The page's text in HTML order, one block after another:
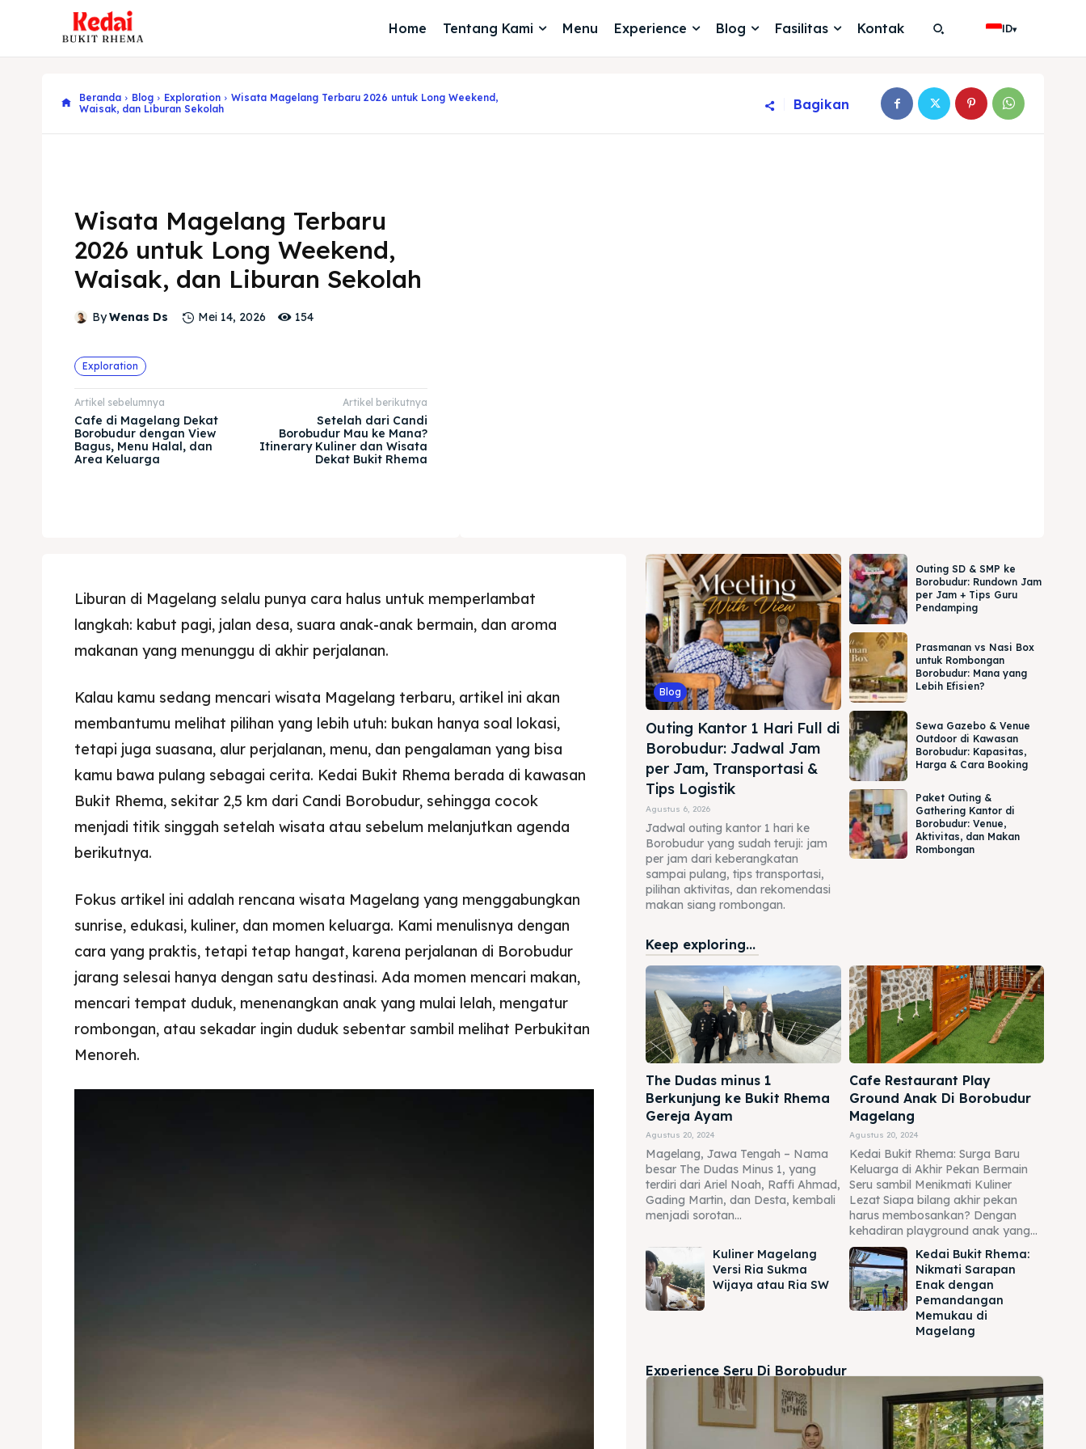
Home Tentang Kami Menu Experience Blog Fasilitas Kontak ID▾
Beranda Blog Exploration
Wisata Magelang Terbaru 2026 untuk Long Weekend,
Waisak, dan Liburan Sekolah
Bagikan
Wisata Magelang Terbaru
2026 untuk Long Weekend,
Waisak, dan Liburan Sekolah
ByWenas Ds Mei 14, 2026 154
Exploration
Artikel sebelumnya
Cafe di Magelang Dekat
Borobudur dengan View
Bagus, Menu Halal, dan
Area Keluarga
Artikel berikutnya
Setelah dari Candi
Borobudur Mau ke Mana?
Itinerary Kuliner dan Wisata
Dekat Bukit Rhema
Liburan di Magelang selalu punya cara halus untuk memperlambat
langkah: kabut pagi, jalan desa, suara anak-anak bermain, dan aroma
makanan yang menunggu di akhir perjalanan.
Kalau kamu sedang mencari wisata Magelang terbaru, artikel ini akan
membantumu melihat pilihan yang lebih utuh: bukan hanya soal lokasi,
tetapi juga suasana, alur perjalanan, menu, dan pengalaman yang bisa
kamu bawa pulang sebagai cerita. Kedai Bukit Rhema berada di kawasan
Bukit Rhema, sekitar 2,5 km dari Candi Borobudur, sehingga cocok
menjadi titik singgah setelah wisata atau sebelum melanjutkan agenda
berikutnya.
Fokus artikel ini adalah rencana wisata Magelang yang menggabungkan
sunrise, edukasi, kuliner, dan momen keluarga. Kami menulisnya dengan
cara yang praktis, tetapi tetap hangat, karena perjalanan di Borobudur
jarang selesai hanya dengan satu destinasi. Ada momen mencari makan,
mencari tempat duduk, menenangkan anak yang mulai lelah, mengatur
rombongan, atau sekadar ingin duduk sebentar sambil melihat Perbukitan
Menoreh.
Blog
Outing Kantor 1 Hari Full di
Borobudur: Jadwal Jam
per Jam, Transportasi &
Tips Logistik
Agustus 6, 2026
Jadwal outing kantor 1 hari ke
Borobudur yang sudah teruji: jam
per jam dari keberangkatan
sampai pulang, tips transportasi,
pilihan aktivitas, dan rekomendasi
makan siang rombongan.
Outing SD & SMP ke
Borobudur: Rundown Jam
per Jam + Tips Guru
Pendamping
Prasmanan vs Nasi Box
untuk Rombongan
Borobudur: Mana yang
Lebih Efisien?
Sewa Gazebo & Venue
Outdoor di Kawasan
Borobudur: Kapasitas,
Harga & Cara Booking
Paket Outing &
Gathering Kantor di
Borobudur: Venue,
Aktivitas, dan Makan
Rombongan
Keep exploring...
The Dudas minus 1
Berkunjung ke Bukit Rhema
Gereja Ayam
Agustus 20, 2024
Magelang, Jawa Tengah – Nama
besar The Dudas Minus 1, yang
terdiri dari Ariel Noah, Raffi Ahmad,
Gading Martin, dan Desta, kembali
menjadi sorotan...
Cafe Restaurant Play
Ground Anak Di Borobudur
Magelang
Agustus 20, 2024
Kedai Bukit Rhema: Surga Baru
Keluarga di Akhir Pekan Bermain
Seru sambil Menikmati Kuliner
Lezat Siapa bilang akhir pekan
harus membosankan? Dengan
kehadiran playground anak yang...
Kuliner Magelang
Versi Ria Sukma
Wijaya atau Ria SW
Kedai Bukit Rhema:
Nikmati Sarapan
Enak dengan
Pemandangan
Memukau di
Magelang
Experience Seru Di Borobudur